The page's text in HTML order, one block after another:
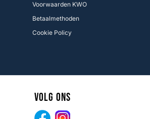
Voorwaarden KWO
Betaalmethoden
Cookie Policy
Volg ons
Facebook